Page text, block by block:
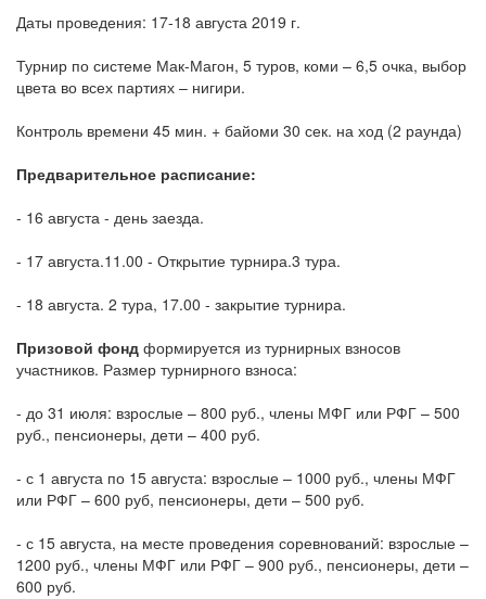
Даты проведения: 17-18 августа 2019 г.
Турнир по системе Мак-Магон, 5 туров, коми – 6,5 очка, выбор
цвета во всех партиях – нигири.
Контроль времени 45 мин. + байоми 30 сек. на ход (2 раунда)
Предварительное расписание:
- 16 августа - день заезда.
- 17 августа.11.00 - Открытие турнира.3 тура.
- 18 августа. 2 тура, 17.00 - закрытие турнира.
Призовой фонд формируется из турнирных взносов
участников. Размер турнирного взноса:
- до 31 июля: взрослые – 800 руб., члены МФГ или РФГ – 500
руб., пенсионеры, дети – 400 руб.
- с 1 августа по 15 августа: взрослые – 1000 руб., члены МФГ
или РФГ – 600 руб, пенсионеры, дети – 500 руб.
- с 15 августа, на месте проведения соревнований: взрослые –
1200 руб., члены МФГ или РФГ – 900 руб., пенсионеры, дети –
600 руб.